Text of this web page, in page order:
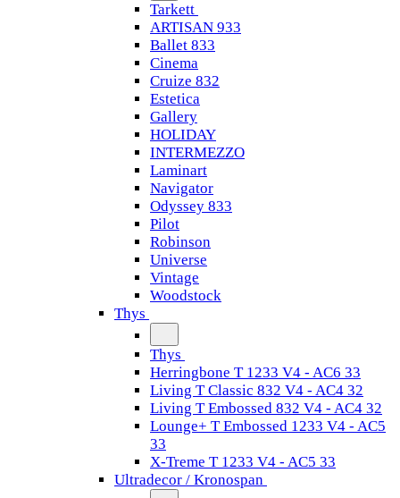
Tarkett
ARTISAN 933
Ballet 833
Cinema
Cruize 832
Estetica
Gallery
HOLIDAY
INTERMEZZO
Laminart
Navigator
Odyssey 833
Pilot
Robinson
Universe
Vintage
Woodstock
Thys
Thys
Herringbone T 1233 V4 - AC6 33
Living T Classic 832 V4 - AC4 32
Living T Embossed 832 V4 - AC4 32
Lounge+ T Embossed 1233 V4 - AC5
33
X-Treme T 1233 V4 - AC5 33
Ultradecor / Kronospan